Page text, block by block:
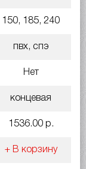
150, 185, 240
пвх, спэ
Нет
концевая
1536.00 р.
+ В корзину